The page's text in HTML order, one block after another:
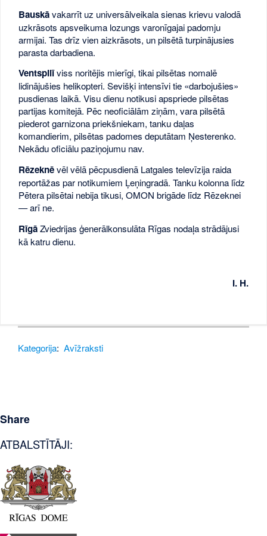
Bauskāvakarrīt uz universālveikala sienas krievu valodā
uzkrāsots apsveikuma lozungs varonīgajai padomju
armijai. Tas drīz vien aizkrāsots, un pilsētā turpinājusies
parasta darbadiena.
Ventspilīviss noritējis mierīgi, tikai pilsētas nomalē
lidinājušies helikopteri. Sevišķi intensīvi tie «darbojušies»
pusdienas laikā. Visu dienu notikusi apspriede pilsētas
partijas komitejā. Pēc neoficiālām ziņām, vara pilsētā
piederot garnizona priekšniekam, tanku daļas
komandierim, pilsētas padomes deputātam Ņesterenko.
Nekādu oficiālu paziņojumu nav.
Rēzeknēvēl vēlā pēcpusdienā Latgales televīzija raida
reportāžas par notikumiem Ļeņingradā. Tanku kolonna līdz
Pētera pilsētai nebija tikusi, OMON brigāde līdz Rēzeknei
— arī ne.
RīgāZviedrijas ģenerālkonsulāta Rīgas nodaļa strādājusi
kā katru dienu.
I. H.
Kategorija: Avīžraksti
Share
ATBALSTĪTĀJI: